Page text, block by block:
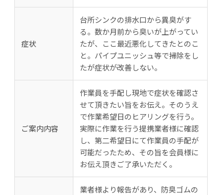
症状
台所シンクの排水口から異臭がす
る。数か月前から臭いが上がってい
たが、ここ最近悪化してきたとのこ
と。パイプユニッシュ等で掃除をし
たが症状が改善しない。
ご案内内容
作業員を手配し現地で症状を確認さ
せて頂きたい旨をお伝え。そのうえ
で作業希望日のヒアリングを行う。
実際に作業を行う提携業者様に確認
し、第二希望日にて作業員の手配が
可能だったため、その旨を会員様に
お伝え頂きご了承いただく。
業者様より報告があり、防臭ゴムの